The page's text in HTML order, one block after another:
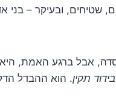
שטיחים, ובעיקר – בני
קסדה, אבל ברגע האמת,
תקין. הוא ההבדל